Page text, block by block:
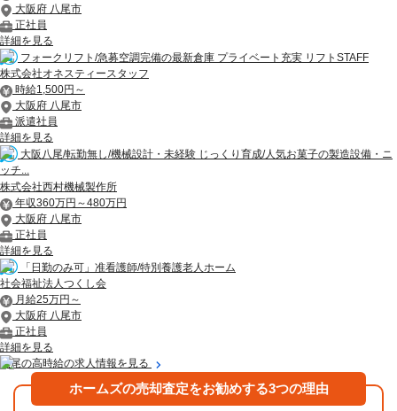
大阪府 八尾市
正社員
詳細を見る
フォークリフト/急募空調完備の最新倉庫 プライベート充実 リフトSTAFF
株式会社オネスティースタッフ
時給1,500円～
大阪府 八尾市
派遣社員
詳細を見る
大阪八尾/転勤無し/機械設計・未経験 じっくり育成/人気お菓子の製造設備・ニ
ッチ...
株式会社西村機械製作所
年収360万円～480万円
大阪府 八尾市
正社員
詳細を見る
「日勤のみ可」准看護師/特別養護老人ホーム
社会福祉法人つくし会
月給25万円～
大阪府 八尾市
正社員
詳細を見る
八尾の高時給の求人情報を見る
ホームズの売却査定をお勧めする3つの理由